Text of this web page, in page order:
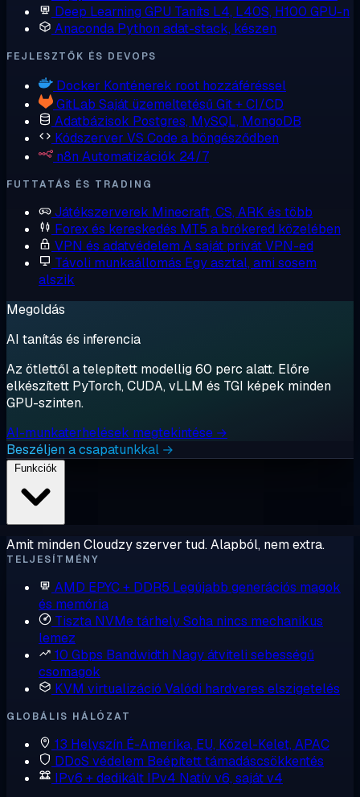
Deep Learning GPU Taníts L4, L40S, H100 GPU-n
Anaconda Python adat-stack, készen
FEJLESZTŐK ÉS DEVOPS
Docker Konténerek root hozzáféréssel
GitLab Saját üzemeltetésű Git + CI/CD
Adatbázisok Postgres, MySQL, MongoDB
Kódszerver VS Code a böngésződben
n8n Automatizációk 24/7
FUTTATÁS ÉS TRADING
Játékszerverek Minecraft, CS, ARK és több
Forex és kereskedés MT5 a brókered közelében
VPN és adatvédelem A saját privát VPN-ed
Távoli munkaállomás Egy asztal, ami sosem
alszik
Megoldás
AI tanítás és inferencia
Az ötlettől a telepített modellig 60 perc alatt. Előre
elkészített PyTorch, CUDA, vLLM és TGI képek minden
GPU-szinten.
AI-munkaterhelések megtekintése →
Beszéljen a csapatunkkal →
Amit minden Cloudzy szerver tud. Alapból, nem extra.
TELJESÍTMÉNY
AMD EPYC + DDR5 Legújabb generációs magok
és memória
Tiszta NVMe tárhelySoha nincs mechanikus
lemez
10 Gbps Bandwidth Nagy átviteli sebességű
csomagok
KVM virtualizáció Valódi hardveres elszigetelés
GLOBÁLIS HÁLÓZAT
13 Helyszín É-Amerika, EU, Közel-Kelet, APAC
DDoS védelem Beépített támadáscsökkentés
IPv6 + dedikált IPv4 Natív v6, saját v4